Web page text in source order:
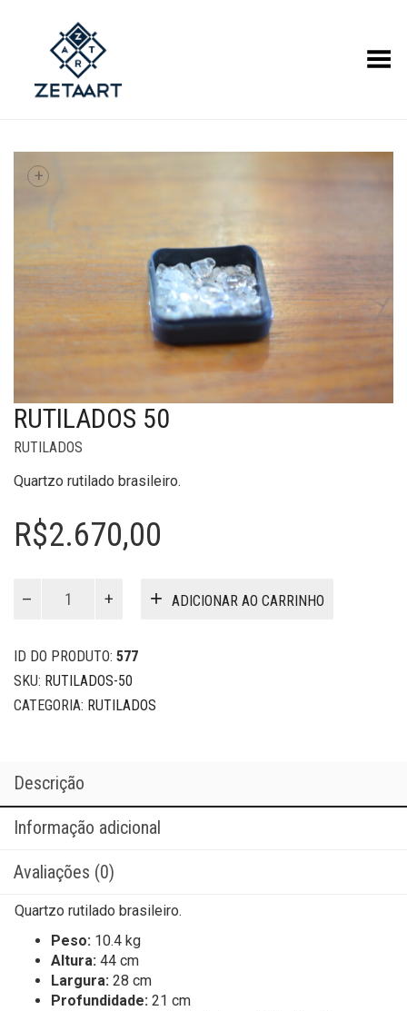
Alternar Menu
+
RUTILADOS 50
RUTILADOS
Quartzo rutilado brasileiro.
R$2.670,00
ADICIONAR AO CARRINHO
ID DO PRODUTO: 577
SKU: RUTILADOS-50
CATEGORIA: RUTILADOS
Descrição
Informação adicional
Avaliações (0)
Quartzo rutilado brasileiro.
Peso: 10.4 kg
Altura: 44 cm
Largura: 28 cm
Profundidade: 21 cm